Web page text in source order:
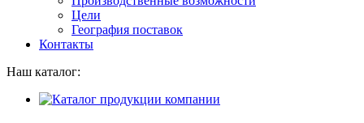
Цели
География поставок
Контакты
Наш каталог: